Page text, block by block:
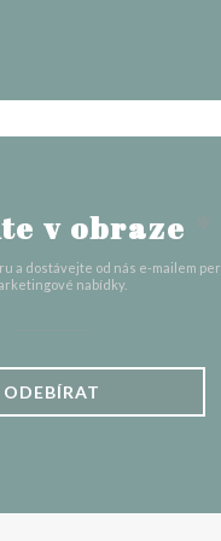
v obraze
a dostávejte od nás e-mailem
nabídky.
ODEBÍRAT